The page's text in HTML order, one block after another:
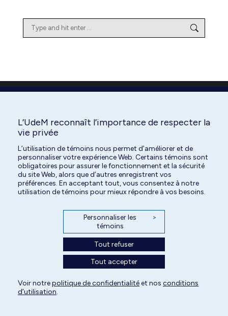
Search:
Tous droits réservés | Centre hospitalier universitaire vétérinaire de l'Université
de Montréal | 2026
L’UdeM reconnaît l’importance de respecter la
vie privée
L’utilisation de témoins nous permet d’améliorer et de
personnaliser votre expérience Web. Certains témoins sont
obligatoires pour assurer le fonctionnement et la sécurité
du site Web, alors que d’autres enregistrent vos
préférences. En acceptant tout, vous consentez à notre
utilisation de témoins pour mieux répondre à vos besoins.
Personnaliser les
témoins
>
Tout refuser
Tout accepter
Voir notrepolitique de confidentialitéet nos conditions
d’utilisation.